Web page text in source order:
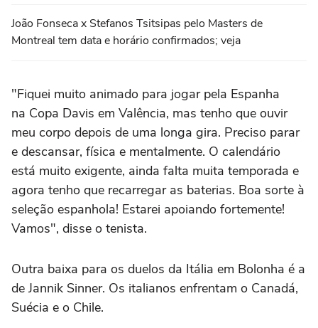
João Fonseca x Stefanos Tsitsipas pelo Masters de
Montreal tem data e horário confirmados; veja
"Fiquei muito animado para jogar pela Espanha
na Copa Davis em Valência, mas tenho que ouvir
meu corpo depois de uma longa gira. Preciso parar
e descansar, física e mentalmente. O calendário
está muito exigente, ainda falta muita temporada e
agora tenho que recarregar as baterias. Boa sorte à
seleção espanhola! Estarei apoiando fortemente!
Vamos", disse o tenista.
Outra baixa para os duelos da Itália em Bolonha é a
de Jannik Sinner. Os italianos enfrentam o Canadá,
Suécia e o Chile.